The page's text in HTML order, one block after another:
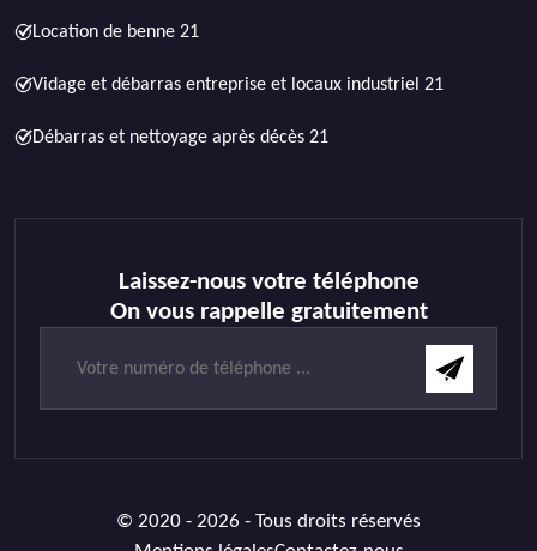
Location de benne 21
Vidage et débarras entreprise et locaux industriel 21
Débarras et nettoyage après décès 21
Laissez-nous votre téléphone
On vous rappelle gratuitement
© 2020 - 2026 - Tous droits réservés